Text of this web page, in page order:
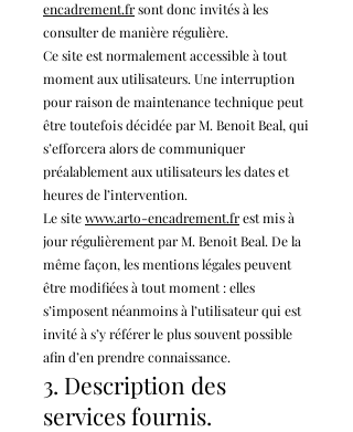
encadrement.frsont donc invités à les
consulter de manière régulière.
Ce site est normalement accessible à tout
moment aux utilisateurs. Une interruption
pour raison de maintenance technique peut
être toutefois décidée par M. Benoit Beal, qui
s’efforcera alors de communiquer
préalablement aux utilisateurs les dates et
heures de l’intervention.
Le sitewww.arto-encadrement.frest mis à
jour régulièrement par M. Benoit Beal. De la
même façon, les mentions légales peuvent
être modifiées à tout moment : elles
s’imposent néanmoins à l’utilisateur qui est
invité à s’y référer le plus souvent possible
afin d’en prendre connaissance.
3. Description des
services fournis.